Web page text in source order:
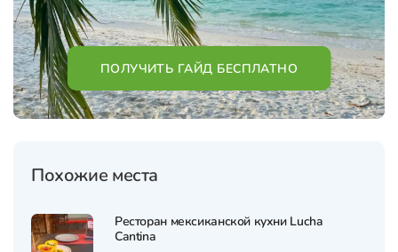
ПОЛУЧИТЬ ГАЙД БЕСПЛАТНО
Похожие места
Ресторан мексиканской кухни Lucha
Cantina